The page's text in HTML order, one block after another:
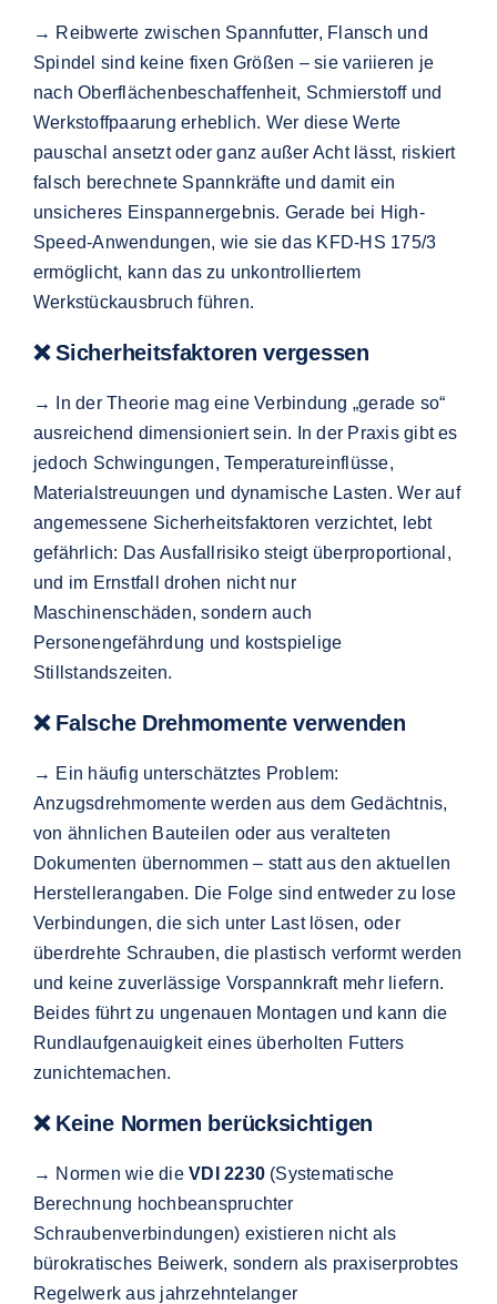
→ Reibwerte zwischen Spannfutter, Flansch und
Spindel sind keine fixen Größen – sie variieren je
nach Oberflächenbeschaffenheit, Schmierstoff und
Werkstoffpaarung erheblich. Wer diese Werte
pauschal ansetzt oder ganz außer Acht lässt, riskiert
falsch berechnete Spannkräfte und damit ein
unsicheres Einspannergebnis. Gerade bei High-
Speed-Anwendungen, wie sie das KFD-HS 175/3
ermöglicht, kann das zu unkontrolliertem
Werkstückausbruch führen.
❌ Sicherheitsfaktoren vergessen
→ In der Theorie mag eine Verbindung „gerade so“
ausreichend dimensioniert sein. In der Praxis gibt es
jedoch Schwingungen, Temperatureinflüsse,
Materialstreuungen und dynamische Lasten. Wer auf
angemessene Sicherheitsfaktoren verzichtet, lebt
gefährlich: Das Ausfallrisiko steigt überproportional,
und im Ernstfall drohen nicht nur
Maschinenschäden, sondern auch
Personengefährdung und kostspielige
Stillstandszeiten.
❌ Falsche Drehmomente verwenden
→ Ein häufig unterschätztes Problem:
Anzugsdrehmomente werden aus dem Gedächtnis,
von ähnlichen Bauteilen oder aus veralteten
Dokumenten übernommen – statt aus den aktuellen
Herstellerangaben. Die Folge sind entweder zu lose
Verbindungen, die sich unter Last lösen, oder
überdrehte Schrauben, die plastisch verformt werden
und keine zuverlässige Vorspannkraft mehr liefern.
Beides führt zu ungenauen Montagen und kann die
Rundlaufgenauigkeit eines überholten Futters
zunichtemachen.
❌ Keine Normen berücksichtigen
→ Normen wie dieVDI 2230 (Systematische
Berechnung hochbeanspruchter
Schraubenverbindungen) existieren nicht als
bürokratisches Beiwerk, sondern als praxiserprobtes
Regelwerk aus jahrzehntelanger